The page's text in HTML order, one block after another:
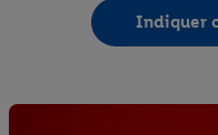
Indiquer